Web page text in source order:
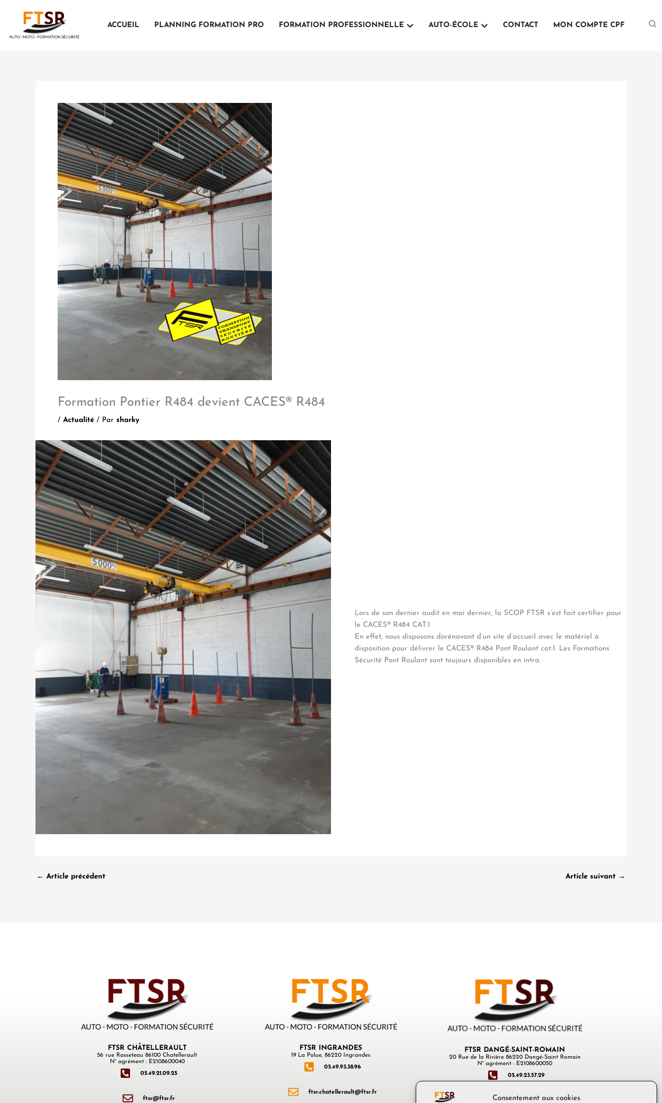
Consentement aux cookies
contenu
ACCUEIL PLANNING FORMATION PRO FORMATION PROFESSIONNELLE Ouvrir Formation Professionnelle
AUTO-ÉCOLE Ouvrir Auto-école
CONTACT MON COMPTE CPF
Formation Pontier R484 devient CACES® R484
/ Actualité / Par sharky
Lors de son dernier audit en mai dernier, la SCOP FTSR s’est fait certifier pour
le CACES® R484 CAT.1
En effet, nous disposons dorénavant d’un site d’accueil avec le matériel à
disposition pour délivrer le CACES® R484 Pont Roulant cat.1. Les Formations
Sécurité Pont Roulant sont toujours disponibles en intra.
← Article précédent Article suivant →
FTSR CHÂTELLERAULT
56 rue Rasseteau 86100 Chatellerault
N° agrément : E2108600040
05.49.21.09.25
ftsr@ftsr.fr
FTSR INGRANDES
19 La Palue, 86220 Ingrandes
05.49.93.38.96
ftsr.chatellerault@ftsr.fr
FTSR DANGÉ-SAINT-ROMAIN
20 Rue de la Rivière 86220 Dangé-Saint Romain
N° agrément : E2108600050
05.49.23.57.29
ftsr.dange@ftsr.fr